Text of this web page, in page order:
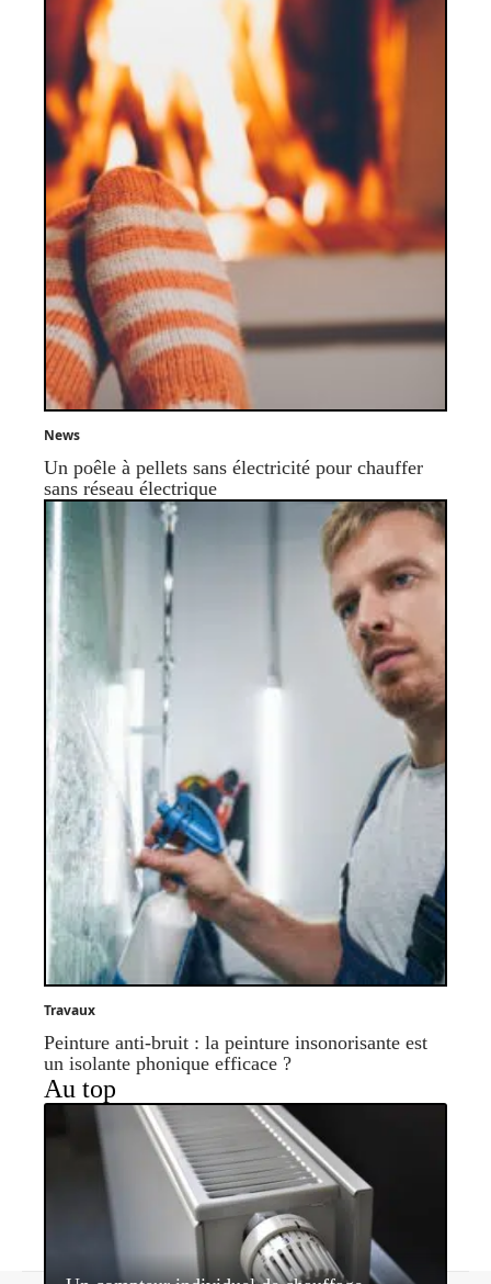
News
Un poêle à pellets sans électricité pour chauffer
sans réseau électrique
Travaux
Peinture anti-bruit : la peinture insonorisante est
un isolante phonique efficace ?
Au top